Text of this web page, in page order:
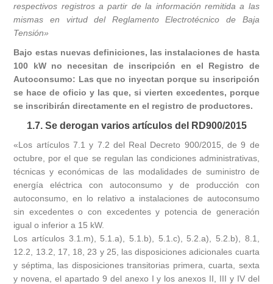
respectivos registros a partir de la información remitida a las
mismas en virtud del Reglamento Electrotécnico de Baja
Tensión»
Bajo estas nuevas definiciones, las instalaciones de hasta
100 kW no necesitan de inscripción en el Registro de
Autoconsumo: Las que no inyectan porque su inscripción
se hace de oficio y las que, si vierten excedentes, porque
se inscribirán directamente en el registro de productores.
1.7. Se derogan varios artículos del RD900/2015
«Los artículos 7.1 y 7.2 del Real Decreto 900/2015, de 9 de
octubre, por el que se regulan las condiciones administrativas,
técnicas y económicas de las modalidades de suministro de
energía eléctrica con autoconsumo y de producción con
autoconsumo, en lo relativo a instalaciones de autoconsumo
sin excedentes o con excedentes y potencia de generación
igual o inferior a 15 kW.
Los artículos 3.1.m), 5.1.a), 5.1.b), 5.1.c), 5.2.a), 5.2.b), 8.1,
12.2, 13.2, 17, 18, 23 y 25, las disposiciones adicionales cuarta
y séptima, las disposiciones transitorias primera, cuarta, sexta
y novena, el apartado 9 del anexo I y los anexos II, III y IV del